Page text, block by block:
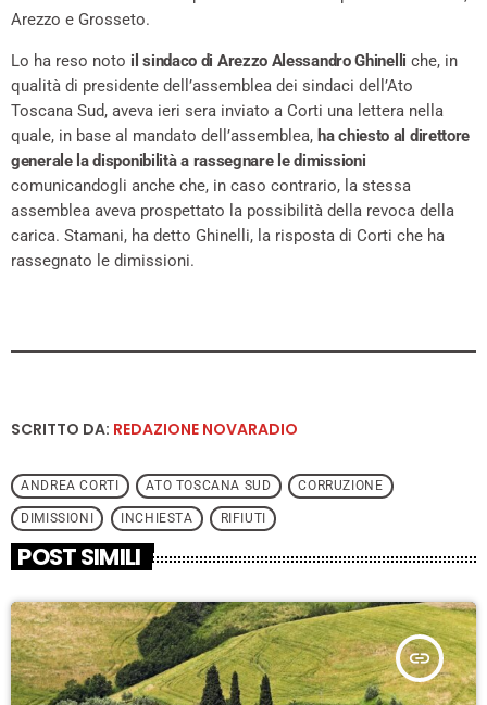
Arezzo e Grosseto.
Lo ha reso noto il sindaco di Arezzo Alessandro Ghinelli che, in
qualità di presidente dell’assemblea dei sindaci dell’Ato
Toscana Sud, aveva ieri sera inviato a Corti una lettera nella
quale, in base al mandato dell’assemblea, ha chiesto al direttore
generale la disponibilità a rassegnare le dimissioni
comunicandogli anche che, in caso contrario, la stessa
assemblea aveva prospettato la possibilità della revoca della
carica. Stamani, ha detto Ghinelli, la risposta di Corti che ha
rassegnato le dimissioni.
SCRITTO DA: REDAZIONE NOVARADIO
ANDREA CORTI ATO TOSCANA SUD CORRUZIONE
DIMISSIONI INCHIESTA RIFIUTI
POST SIMILI
insert_link